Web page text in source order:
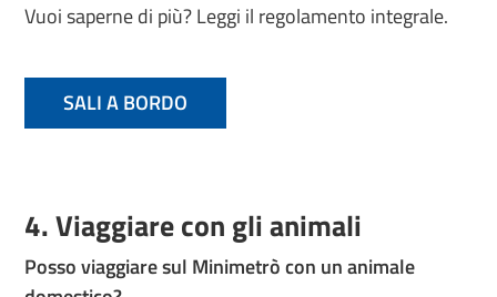
Vuoi saperne di più? Leggi il regolamento integrale.
SALI A BORDO
4. Viaggiare con gli animali
Posso viaggiare sul Minimetrò con un animale